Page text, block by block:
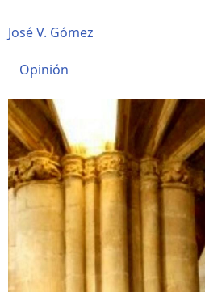
José V. Gómez
Opinión